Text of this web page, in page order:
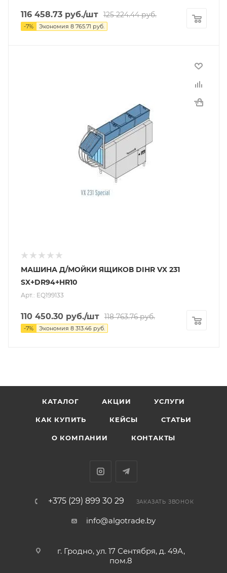
116 458.73 руб./шт 125 224.44руб.
-7% Экономия 8 765.71 руб.
МАШИНА Д/МОЙКИ ЯЩИКОВ DIHR VX 231
SX+DR94+HR10
Арт.: EQ199133
110 450.30 руб./шт 118 763.76руб.
-7% Экономия 8 313.46 руб.
КАТАЛОГ АКЦИИ УСЛУГИ
КАК КУПИТЬ КЕЙСЫ СТАТЬИ
О КОМПАНИИ КОНТАКТЫ
+375 (29) 899 30 29 ЗАКАЗАТЬ ЗВОНОК
info@algotrade.by
г. Гродно, ул. 17 Сентября, д. 49А,
пом.8